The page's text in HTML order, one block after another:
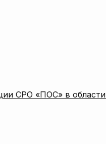
СРО «ПОС» в области